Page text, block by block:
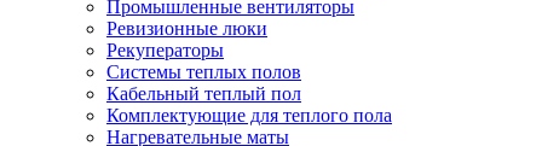
Промышленные вентиляторы
Ревизионные люки
Рекуператоры
Системы теплых полов
Кабельный теплый пол
Комплектующие для теплого пола
Нагревательные маты